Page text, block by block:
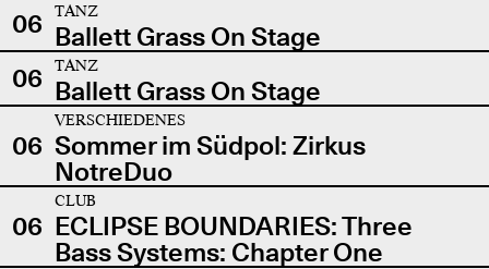
06
TANZ
Ballett Grass On Stage
06
TANZ
Ballett Grass On Stage
06
VERSCHIEDENES
Sommer im Südpol: Zirkus
NotreDuo
06
CLUB
ECLIPSE BOUNDARIES: Three
Bass Systems: Chapter One